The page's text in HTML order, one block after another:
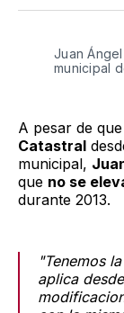
Twitter
Juan
municipal
A pesar de que
Catastral
municipal,
que no se
durante 2013.
"Tenemos
aplica